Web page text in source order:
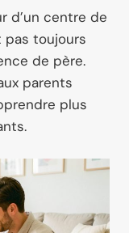
d’un centre de
pas toujours
de père.
parents
plus